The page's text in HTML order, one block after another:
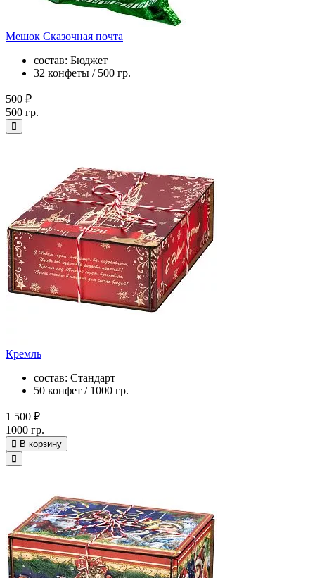
Мешок Сказочная почта
состав: Бюджет
32 конфеты / 500 гр.
500 ₽
500 гр.
Кремль
состав: Стандарт
50 конфет / 1000 гр.
1 500 ₽
1000 гр.
В корзину